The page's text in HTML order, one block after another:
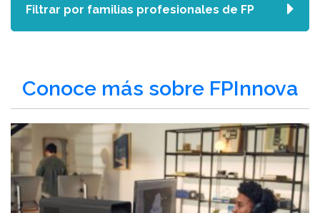
Conoce más sobre FPInnova
Filtrar por familias profesionales de FP